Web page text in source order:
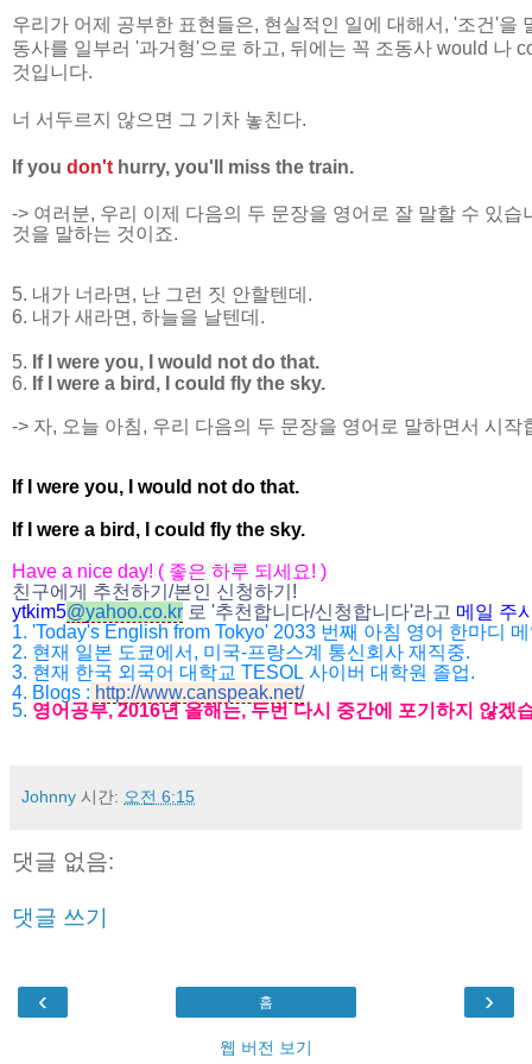
우리가 어제 공부한 표현들은, 현실적인 일에 대해서, '조건'을
동사를 일부러 '과거형'으로 하고, 뒤에는 꼭 조동사 would 나
것입니다.
너 서두르지 않으면 그 기차 놓친다.
If you don't hurry, you'll miss the train.
-> 여러분, 우리 이제 다음의 두 문장을 영어로 잘 말할 수 있
것을 말하는 것이죠.
5. 내가 너라면, 난 그런 짓 안할텐데.
6. 내가 새라면, 하늘을 날텐데.
5. If I were you, I would not do that.
6. If I were a bird, I could fly the sky.
-> 자, 오늘 아침, 우리 다음의 두 문장을 영어로 말하면서 시작
If I were you, I would not do that.
If I were a bird, I could fly the sky.
Have a nice day! ( 좋은 하루 되세요! )
친구에게 추천하기 /본인 신청하기 !
ytkim5@yahoo.co.kr 로 '추천합니다/신청합니다'라고 메일 주
1. 'Today's English from Tokyo' 2033 번째 아침 영어 한마디
2. 현재 일본 도쿄에서 , 미국-프랑스계 통신회사 재직중.
3. 현재 한국 외국어 대학교 TESOL 사이버 대학원 졸업.
4. Blogs : http://www.canspeak.net/
5. 영어공부, 2016년 올해는,두번 다시 중간에 포기하지 않겠
Johnny 시간: 오전 6:15
댓글 없음:
댓글 쓰기
‹ ›
홈
웹 버전 보기